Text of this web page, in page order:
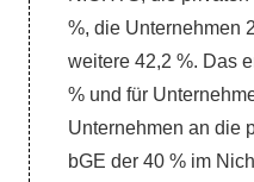
%, die Unternehmen
weitere 42,2 %. Das
% und für
Unternehmen an die
bGE der 40 % im